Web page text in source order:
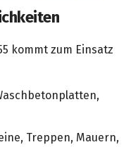
kommt zum Einsatz
Treppen, Mauern,